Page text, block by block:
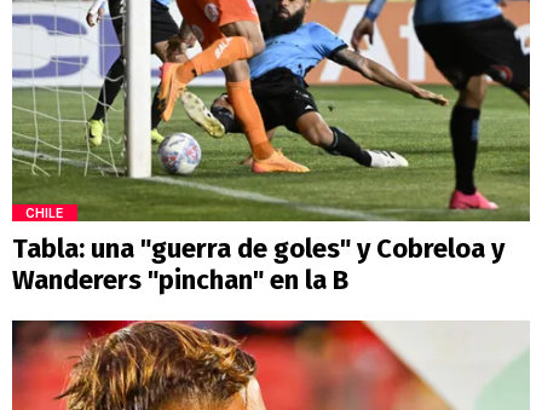
CHILE
Tabla: una "guerra de goles" y Cobreloa y
Wanderers "pinchan" en la B